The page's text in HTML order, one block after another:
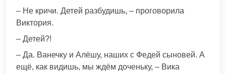
– Не кричи. Детей разбудишь, – проговорила
Виктория.
– Детей?!
– Да. Ванечку и Алёшу, наших с Федей сыновей. А
ещё, как видишь, мы ждём доченьку, – Вика